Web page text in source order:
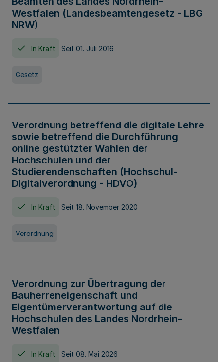
Westfalen (Landesbeamtengesetz - LBG
NRW)
In Kraft Seit 01. Juli 2016
Gesetz
Verordnung betreffend die digitale Lehre
sowie betreffend die Durchführung
online gestützter Wahlen der
Hochschulen und der
Studierendenschaften (Hochschul-
Digitalverordnung - HDVO)
In Kraft Seit 18. November 2020
Verordnung
Verordnung zur Übertragung der
Bauherreneigenschaft und
Eigentümerverantwortung auf die
Hochschulen des Landes Nordrhein-
Westfalen
In Kraft Seit 08. Mai 2026